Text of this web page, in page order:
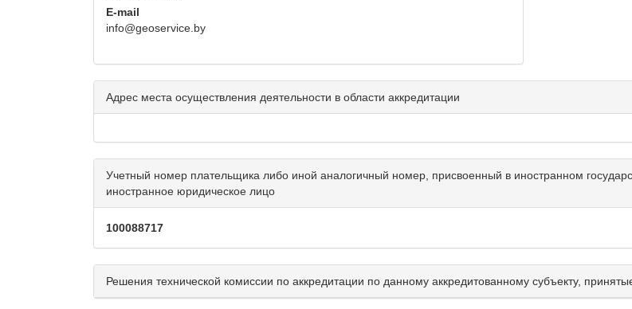
E-mail
info@geoservice.by
Адрес места осуществления деятельности в области аккредитации
Учетный номер плательщика либо иной аналогичный номер, присвоенный в иностранном
иностранное юридическое лицо
100088717
Решения технической комиссии по аккредитации по данному аккредитованному субъекту,